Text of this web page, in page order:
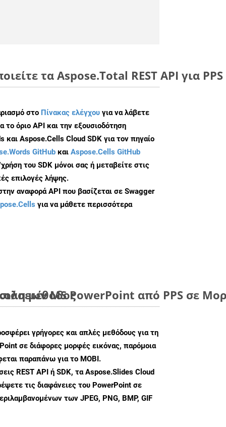
τα Aspose.Total REST API για
στο Πίνακας ελέγχου για να λάβετε
το όριο API και την εξουσιοδότηση
Aspose.Cells Cloud SDK για τον πηγαίο
GitHub και Aspose.Cells GitHub
του SDK μόνοι σας ή μεταβείτε στις
επιλογές λήψης.
αναφορά API που βασίζεται σε Swagger
για να μάθετε περισσότερα
μέθοδος
MS PowerPoint από PPS σε
γρήγορες και απλές μεθόδους για τη
σε διάφορες μορφές εικόνας, παρόμοια
παραπάνω για το MOBI.
REST API ή SDK, τα Aspose.Slides Cloud
τις διαφάνειες του PowerPoint σε
των JPEG, PNG, BMP, GIF